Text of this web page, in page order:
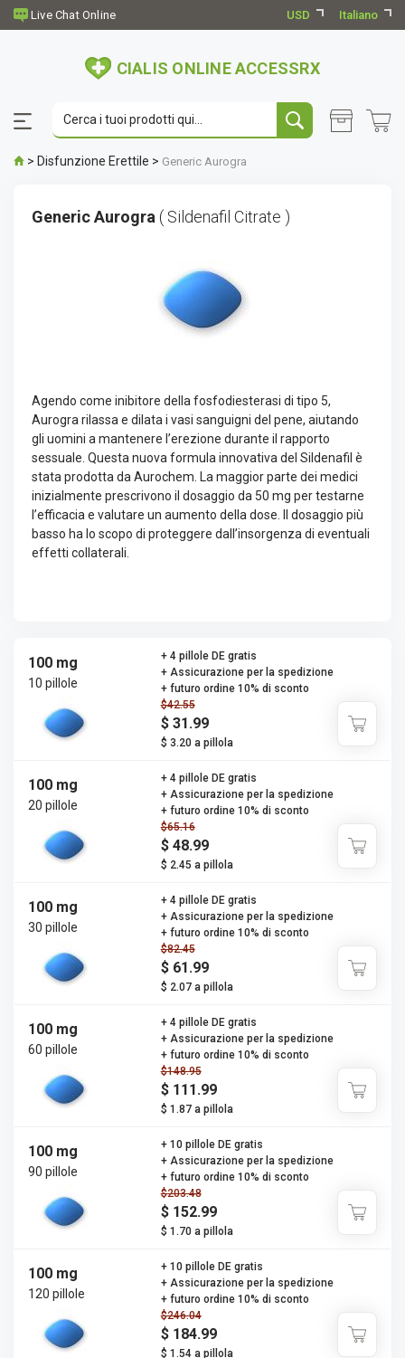
USD Italiano
CIALIS ONLINE ACCESSRX
> Disfunzione Erettile > Generic Aurogra
Generic Aurogra ( Sildenafil Citrate )
Agendo come inibitore della fosfodiesterasi di tipo 5,
Aurogra rilassa e dilata i vasi sanguigni del pene, aiutando
gli uomini a mantenere l’erezione durante il rapporto
sessuale. Questa nuova formula innovativa del Sildenafil è
stata prodotta da Aurochem. La maggior parte dei medici
inizialmente prescrivono il dosaggio da 50 mg per testarne
l’efficacia e valutare un aumento della dose. Il dosaggio più
basso ha lo scopo di proteggere dall’insorgenza di eventuali
effetti collaterali.
100 mg
10 pillole
$42.55
$ 31.99
$ 3.20 a pillola
+ 4 pillole DE gratis
+ Assicurazione per la spedizione
+ futuro ordine 10% di sconto
100 mg
20 pillole
$65.16
$ 48.99
$ 2.45 a pillola
+ 4 pillole DE gratis
+ Assicurazione per la spedizione
+ futuro ordine 10% di sconto
100 mg
30 pillole
$82.45
$ 61.99
$ 2.07 a pillola
+ 4 pillole DE gratis
+ Assicurazione per la spedizione
+ futuro ordine 10% di sconto
100 mg
60 pillole
$148.95
$ 111.99
$ 1.87 a pillola
+ 4 pillole DE gratis
+ Assicurazione per la spedizione
+ futuro ordine 10% di sconto
100 mg
90 pillole
$203.48
$ 152.99
$ 1.70 a pillola
+ 10 pillole DE gratis
+ Assicurazione per la spedizione
+ futuro ordine 10% di sconto
100 mg
120 pillole
$246.04
$ 184.99
$ 1.54 a pillola
+ 10 pillole DE gratis
+ Assicurazione per la spedizione
+ futuro ordine 10% di sconto